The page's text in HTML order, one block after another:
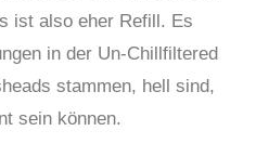
ist also eher Refill. Es
in der Un-Chillfiltered
stammen, hell sind,
sein können.